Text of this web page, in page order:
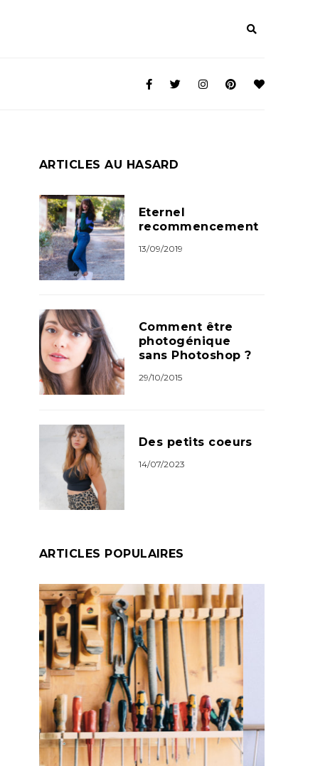
ARTICLES AU HASARD
Eternel
recommencement
13/09/2019
Comment être
photogénique
sans Photoshop ?
29/10/2015
Des petits coeurs
14/07/2023
ARTICLES POPULAIRES